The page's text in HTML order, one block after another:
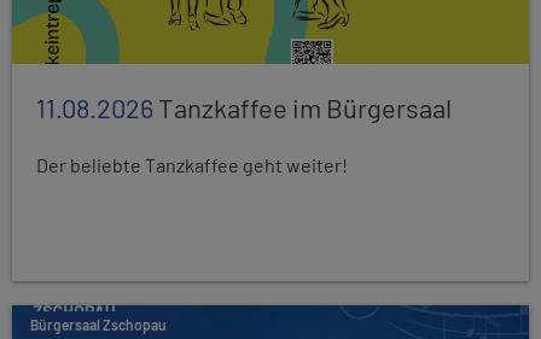
11.08.2026Tanzkaffee im Bürgersaal
Der beliebte Tanzkaffee geht weiter!
Bürgersaal Zschopau